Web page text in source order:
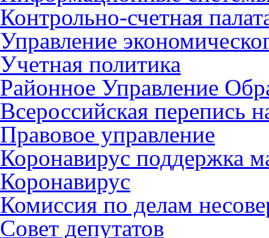
Контрольно-счетная
Управление
Учетная политика
Районное Управление
Всероссийская перепись
Правовое управление
Коронавирус поддержка
Коронавирус
Комиссия по делам
Совет депутатов